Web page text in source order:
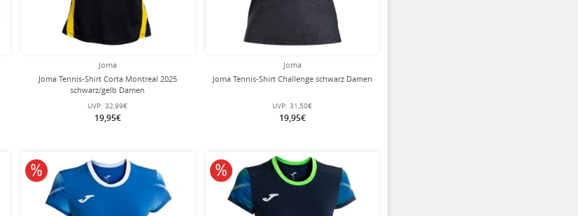
Joma
Joma Tennis-Shirt Corta Montreal 2025
schwarz/gelb Damen
UVP: 32,99€
19,95€
Joma
Joma Tennis-Shirt Challenge schwarz Damen
UVP: 31,50€
19,95€
10% reduziert 10% reduziert